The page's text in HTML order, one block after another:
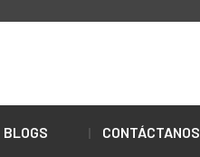
BLOGS CONTÁCTANOS